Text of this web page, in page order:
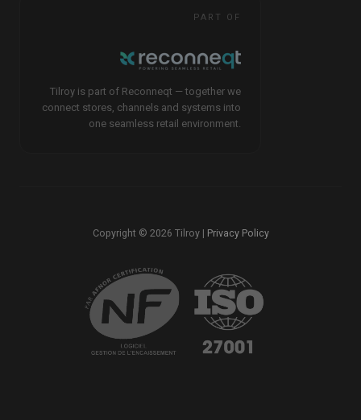
PART OF
Tilroy is part of Reconneqt — together we
connect stores, channels and systems into
one seamless retail environment.
Copyright © 2026 Tilroy | Privacy Policy